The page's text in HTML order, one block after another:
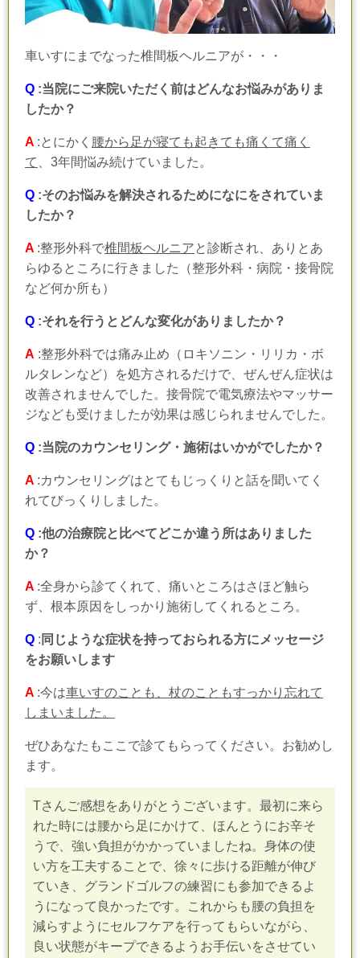
車いすにまでなった椎間板ヘルニアが・・・
Q :当院にご来院いただく前はどんなお悩みがありま
したか？
A :とにかく 腰から足が寝ても起きても痛くて痛く
て
3年間悩み続けていました。
Q :そのお悩みを解決されるためになにをされていま
したか？
A :整形外科で椎間板ヘルニアと診断され、ありとあ
らゆるところに行きました（整形外科・病院・接骨院
など何か所も）
Q :それを行うとどんな変化がありましたか？
A :整形外科では痛み止め（ロキソニン・リリカ・ボ
ルタレンなど）を処方されるだけで、ぜんぜん症状は
改善されませんでした。接骨院で電気療法やマッサー
ジなども受けましたが効果は感じられませんでした。
Q :当院のカウンセリング・施術はいかがでしたか？
A :カウンセリングはとてもじっくりと話を聞いてく
れてびっくりしました。
Q :他の治療院と比べてどこか違う所はありました
か？
A :全身から診てくれて、痛いところはさほど触ら
ず、根本原因をしっかり施術してくれるところ。
Q : 同じような症状を持っておられる方にメッセージ
をお願いします
A :今は車いすのことも、杖のこともすっかり忘れて
しまいました。
ぜひあなたもここで診てもらってください。お勧めし
ます。
Tさんご感想をありがとうございます。最初に来ら
れた時には腰から足にかけて、ほんとうにお辛そ
うで、強い負担がかかっていましたね。身体の使
い方を工夫することで、徐々に歩ける距離が伸び
ていき、グランドゴルフの練習にも参加できるよ
うになって良かったです。これからも腰の負担を
減らすようにセルフケアを行ってもらいながら、
良い状態がキープできるようお手伝いをさせてい